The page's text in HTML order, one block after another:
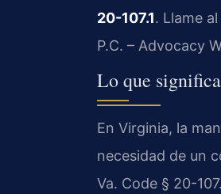
20-107.1. Llame al
P.C. – Advocacy
Lo que
En Virginia, la
necesidad de un
Va. Code § 20-